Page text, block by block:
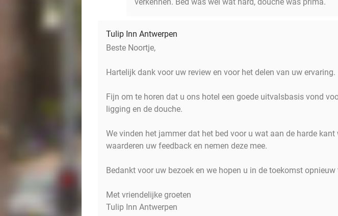
Tulip Inn Antwerpen
Beste Noortje,
Hartelijk dank voor uw review en voor het delen van uw ervaring.
Fijn om te horen dat u ons hotel een goede uitvalsbasis vond
ligging en de douche.
We vinden het jammer dat het bed voor u wat aan de harde
waarderen uw feedback en nemen deze mee.
Bedankt voor uw bezoek en we hopen u in de toekomst
Met vriendelijke groeten
Tulip Inn Antwerpen